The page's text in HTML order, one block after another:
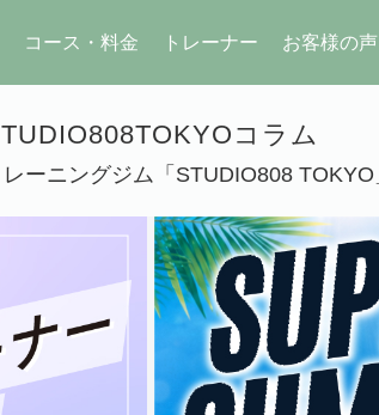
コース・料金 トレーナー お客様の声
コラム
ーニングジム「STUDIO808